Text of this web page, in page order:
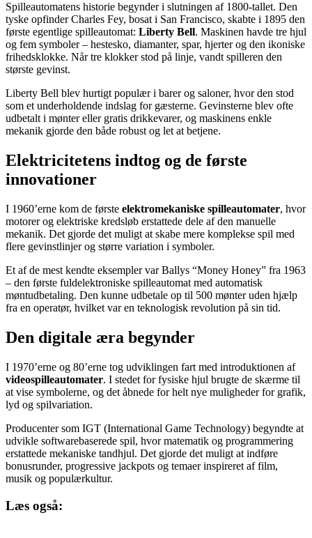
Spilleautomatens historie begynder i slutningen af 1800-tallet. Den
tyske opfinder Charles Fey, bosat i San Francisco, skabte i 1895 den
første egentlige spilleautomat: Liberty Bell. Maskinen havde tre hjul
og fem symboler – hestesko, diamanter, spar, hjerter og den ikoniske
frihedsklokke. Når tre klokker stod på linje, vandt spilleren den
største gevinst.
Liberty Bell blev hurtigt populær i barer og saloner, hvor den stod
som et underholdende indslag for gæsterne. Gevinsterne blev ofte
udbetalt i mønter eller gratis drikkevarer, og maskinens enkle
mekanik gjorde den både robust og let at betjene.
Elektricitetens indtog og de første
innovationer
I 1960’erne kom de første elektromekaniske spilleautomater, hvor
motorer og elektriske kredsløb erstattede dele af den manuelle
mekanik. Det gjorde det muligt at skabe mere komplekse spil med
flere gevinstlinjer og større variation i symboler.
Et af de mest kendte eksempler var Ballys “Money Honey” fra 1963
– den første fuldelektroniske spilleautomat med automatisk
møntudbetaling. Den kunne udbetale op til 500 mønter uden hjælp
fra en operatør, hvilket var en teknologisk revolution på sin tid.
Den digitale æra begynder
I 1970’erne og 80’erne tog udviklingen fart med introduktionen af
videospilleautomater. I stedet for fysiske hjul brugte de skærme til
at vise symbolerne, og det åbnede for helt nye muligheder for grafik,
lyd og spilvariation.
Producenter som IGT (International Game Technology) begyndte at
udvikle softwarebaserede spil, hvor matematik og programmering
erstattede mekaniske tandhjul. Det gjorde det muligt at indføre
bonusrunder, progressive jackpots og temaer inspireret af film,
musik og populærkultur.
Læs også: